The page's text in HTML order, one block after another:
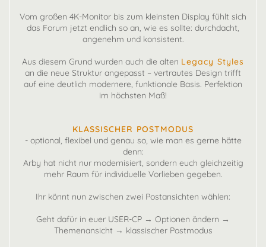
Vom großen 4K-Monitor bis zum kleinsten Display fühlt sich
das Forum jetzt endlich so an, wie es sollte: durchdacht,
angenehm und konsistent.
Aus diesem Grund wurden auch die alten Legacy Styles
an die neue Struktur angepasst – vertrautes Design trifft
auf eine deutlich modernere, funktionale Basis. Perfektion
im höchsten Maß!
KLASSISCHER POSTMODUS
- optional, flexibel und genau so, wie man es gerne hätte
denn:
Arby hat nicht nur modernisiert, sondern euch gleichzeitig
mehr Raum für individuelle Vorlieben gegeben.
Ihr könnt nun zwischen zwei Postansichten wählen:
Geht dafür in euer USER-CP → Optionen ändern →
Themenansicht → klassischer Postmodus